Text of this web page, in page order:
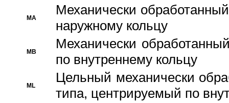
MA
Механически
наружному кольцу
MB
Механически
по внутреннему кольцу
ML
Цельный механически
типа, центрируемый по